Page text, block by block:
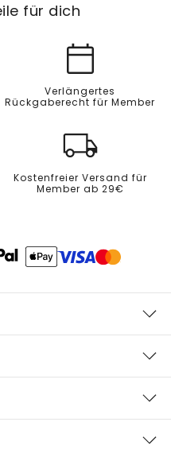
für dich
Verlängertes
Rückgaberecht für Member
Kostenfreier Versand für
Member ab 29€